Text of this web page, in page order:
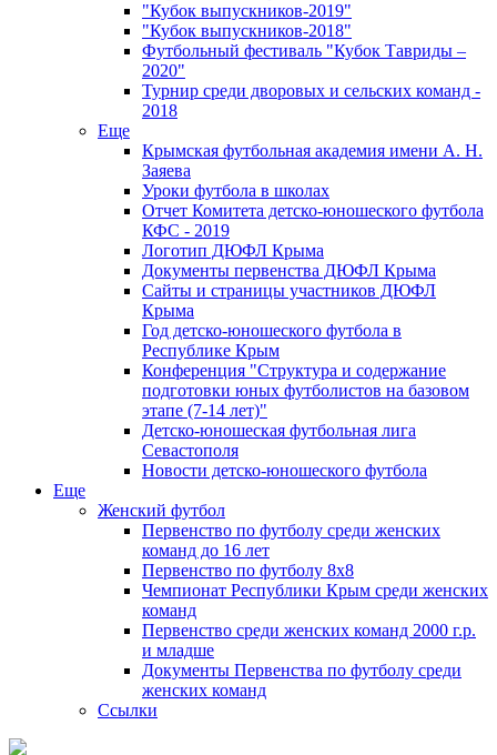
"Кубок выпускников-2019"
"Кубок выпускников-2018"
Футбольный фестиваль "Кубок Тавриды –
2020"
Турнир среди дворовых и сельских команд -
2018
Еще
Крымская футбольная академия имени А. Н.
Заяева
Уроки футбола в школах
Отчет Комитета детско-юношеского футбола
КФС - 2019
Логотип ДЮФЛ Крыма
Документы первенства ДЮФЛ Крыма
Сайты и страницы участников ДЮФЛ
Крыма
Год детско-юношеского футбола в
Республике Крым
Конференция "Структура и содержание
подготовки юных футболистов на базовом
этапе (7-14 лет)"
Детско-юношеская футбольная лига
Севастополя
Новости детско-юношеского футбола
Еще
Женский футбол
Первенство по футболу среди женских
команд до 16 лет
Первенство по футболу 8х8
Чемпионат Республики Крым среди женских
команд
Первенство среди женских команд 2000 г.р.
и младше
Документы Первенства по футболу среди
женских команд
Ссылки